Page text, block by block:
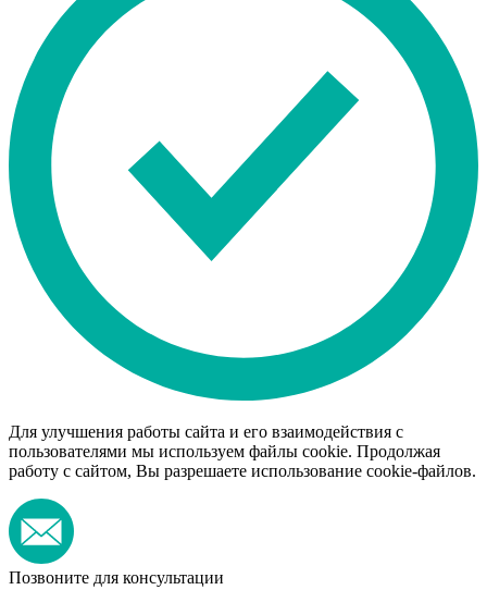
Для улучшения работы сайта и его взаимодействия с
пользователями мы используем файлы cookie. Продолжая
работу с сайтом, Вы разрешаете использование cookie-файлов.
Позвоните для консультации